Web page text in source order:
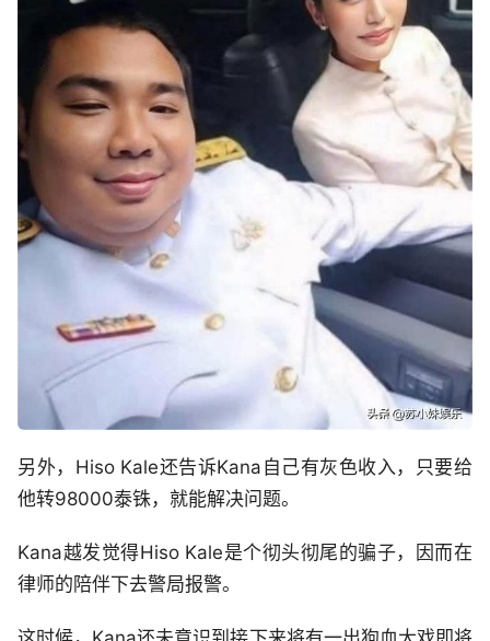
另外，Hiso Kale还告诉Kana自己有灰色收入，只要给
他转98000泰铢，就能解决问题。
Kana越发觉得Hiso Kale是个彻头彻尾的骗子，因而在
律师的陪伴下去警局报警。